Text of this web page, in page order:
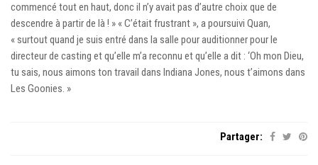
commencé tout en haut, donc il n’y avait pas d’autre choix que de
descendre à partir de là ! » « C’était frustrant », a poursuivi Quan,
« surtout quand je suis entré dans la salle pour auditionner pour le
directeur de casting et qu’elle m’a reconnu et qu’elle a dit : ‘Oh mon Dieu,
tu sais, nous aimons ton travail dans Indiana Jones, nous t’aimons dans
Les Goonies. »
Partager: